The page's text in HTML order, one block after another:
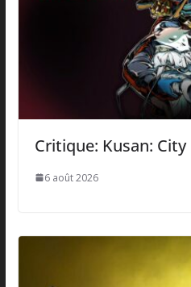
Critique: Kusan:
6 août 2026